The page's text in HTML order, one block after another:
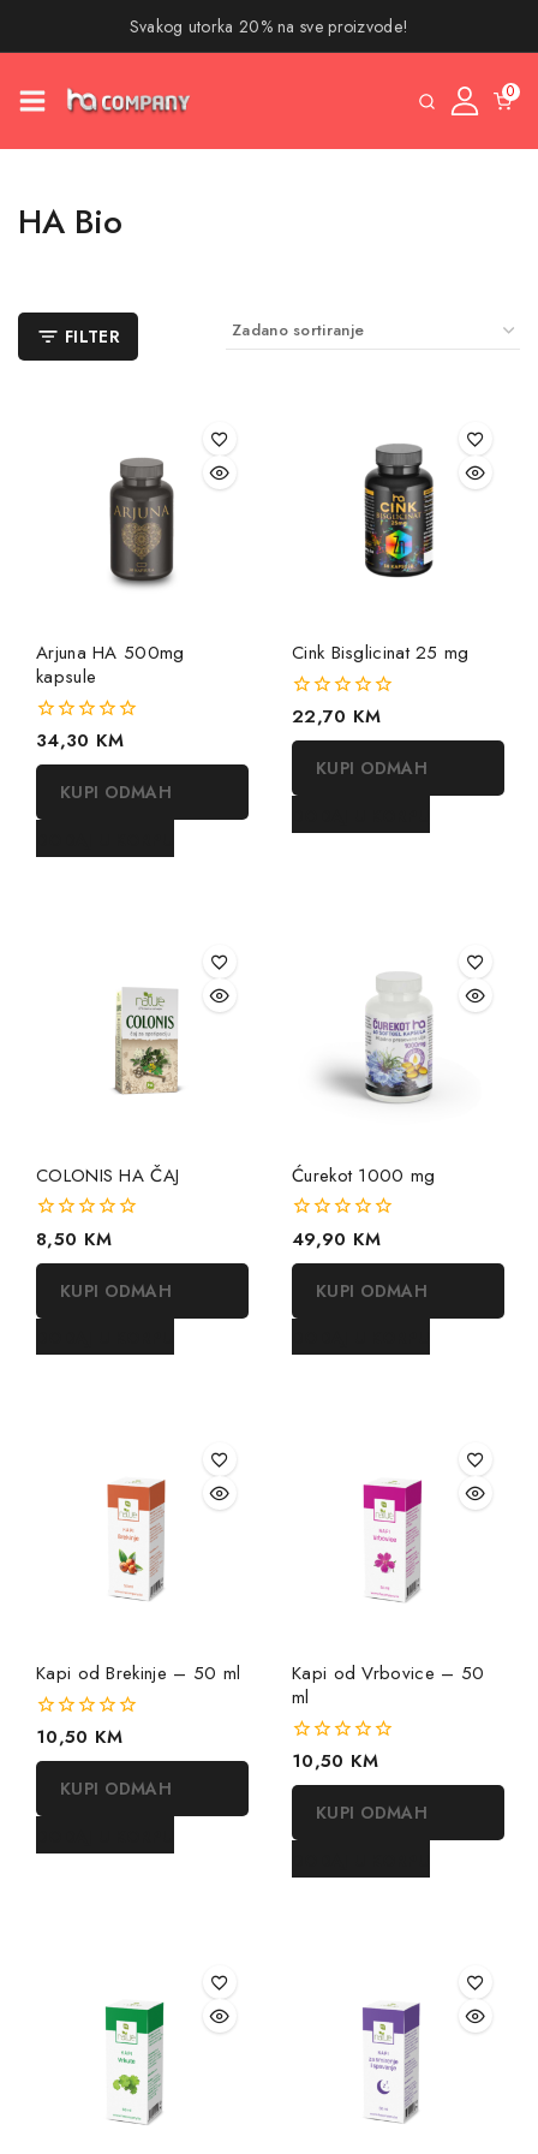
Svakog utorka 20% na sve proizvode!
0
HA Bio
FILTER
Arjuna HA 500mg
kapsule
0
out
of
34,30 KM
KUPI ODMAH
Cink Bisglicinat 25 mg
0
out
of
22,70 KM
KUPI ODMAH
COLONIS HA ČAJ
0
out
of
8,50 KM
KUPI ODMAH
Ćurekot 1000 mg
0
out
of
49,90 KM
KUPI ODMAH
Kapi od Brekinje – 50 ml
0
out
of
10,50 KM
KUPI ODMAH
Kapi od Vrbovice – 50
ml
0
out
of
10,50 KM
KUPI ODMAH